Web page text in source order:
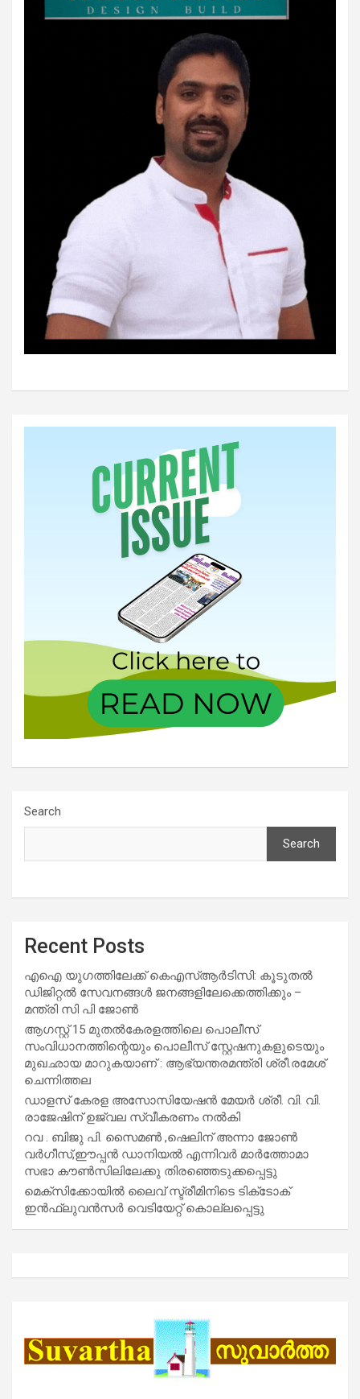
Search
Search
Recent Posts
എഐ യുഗത്തിലേക്ക് കെഎസ്ആർടിസി: കൂടുതൽ
ഡിജിറ്റൽ സേവനങ്ങൾ ജനങ്ങളിലേക്കെത്തിക്കും –
മന്ത്രി സി പി ജോൺ
ആഗസ്റ്റ് 15 മുതല്‍കേരളത്തിലെ പൊലീസ്
സംവിധാനത്തിന്റെയും പൊലീസ് സ്റ്റേഷനുകളുടെയും
മുഖഛായ മാറുകയാണ് : ആഭ്യന്തരമന്ത്രി ശ്രീ.രമേശ്
ചെന്നിത്തല
ഡാളസ് കേരള അസോസിയേഷൻ മേയർ ശ്രീ. വി. വി.
രാജേഷിന് ഉജ്വല സ്വീകരണം നൽകി
റവ . ബിജു പി. സൈമൺ ,ഷെലിന് അന്നാ ജോൺ
വർഗീസ്,ഈപ്പൻ ഡാനിയൽ എന്നിവർ മാർത്തോമാ
സഭാ കൗൺസിലിലേക്കു തിരഞ്ഞെടുക്കപ്പെട്ടു
മെക്സിക്കോയിൽ ലൈവ് സ്ട്രീമിനിടെ ടിക്‌ടോക്
ഇൻഫ്ലുവൻസർ വെടിയേറ്റ് കൊല്ലപ്പെട്ടു